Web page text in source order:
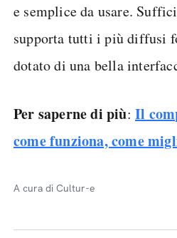
e semplice da usare.
supporta tutti i più diffusi
dotato di una bella
Per saperne di più:Il
come funziona, come
A cura di Cultur-e